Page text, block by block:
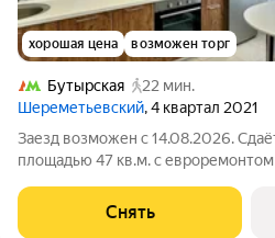
хорошая цена возможен торг
Бутырская
22 мин.
Шереметьевский, 4 квартал 2021
Заезд возможен с 14.08.2026.
площадью 47 кв.м. с
Стиральная машина Холодильник Пылесос Дом - монолитный,
окна выходят во
Снять